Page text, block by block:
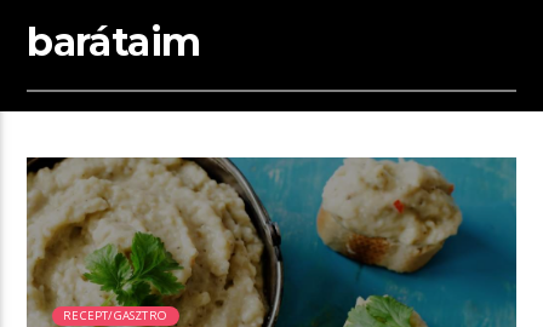
barátaim
00:04 READ TIME
RECEPT/GASZTRO